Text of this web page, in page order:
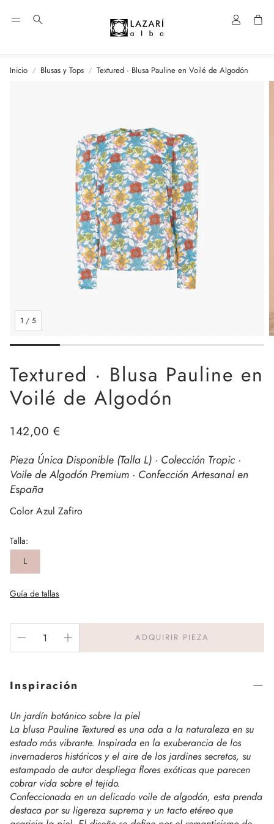
Buscar Cuenta
Inicio Blusas y Tops Textured · Blusa Pauline en Voilé de Algodón
1 / 5
Textured · Blusa Pauline en
Voilé de Algodón
Precio
142,00 €
Pieza Única Disponible (Talla L) · Colección Tropic ·
Voile de Algodón Premium · Confección Artesanal en
España
Color Azul Zafiro
Talla:
L
Guía de tallas
ADQUIRIR PIEZA
Inspiración
Un jardín botánico sobre la piel
La blusa Pauline Textured es una oda a la naturaleza en su
estado más vibrante. Inspirada en la exuberancia de los
invernaderos históricos y el aire de los jardines secretos, su
estampado de autor despliega flores exóticas que parecen
cobrar vida sobre el tejido.
Confeccionada en un delicado voile de algodón, esta prenda
destaca por su ligereza suprema y un tacto etéreo que